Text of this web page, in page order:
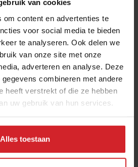
van cookies
om content en advertenties te
voor social media te bieden
te analyseren. Ook delen we
van onze site met onze
adverteren en analyse. Deze
combineren met andere
heeft verstrekt of die ze hebben
uw gebruik van hun services.
Alles toestaan
Volkskrant spreekt in dit
van de voedingsbranche'.
meer de TikTok-hit Dubai-
oliebollen met pistachecrème
pistache.
stelt aan de kwaliteit en smaak
een dropsnob genoemd.
kwalificeerde zichzelf
Zij kiest namelijk het
van kleine fabrikanten.